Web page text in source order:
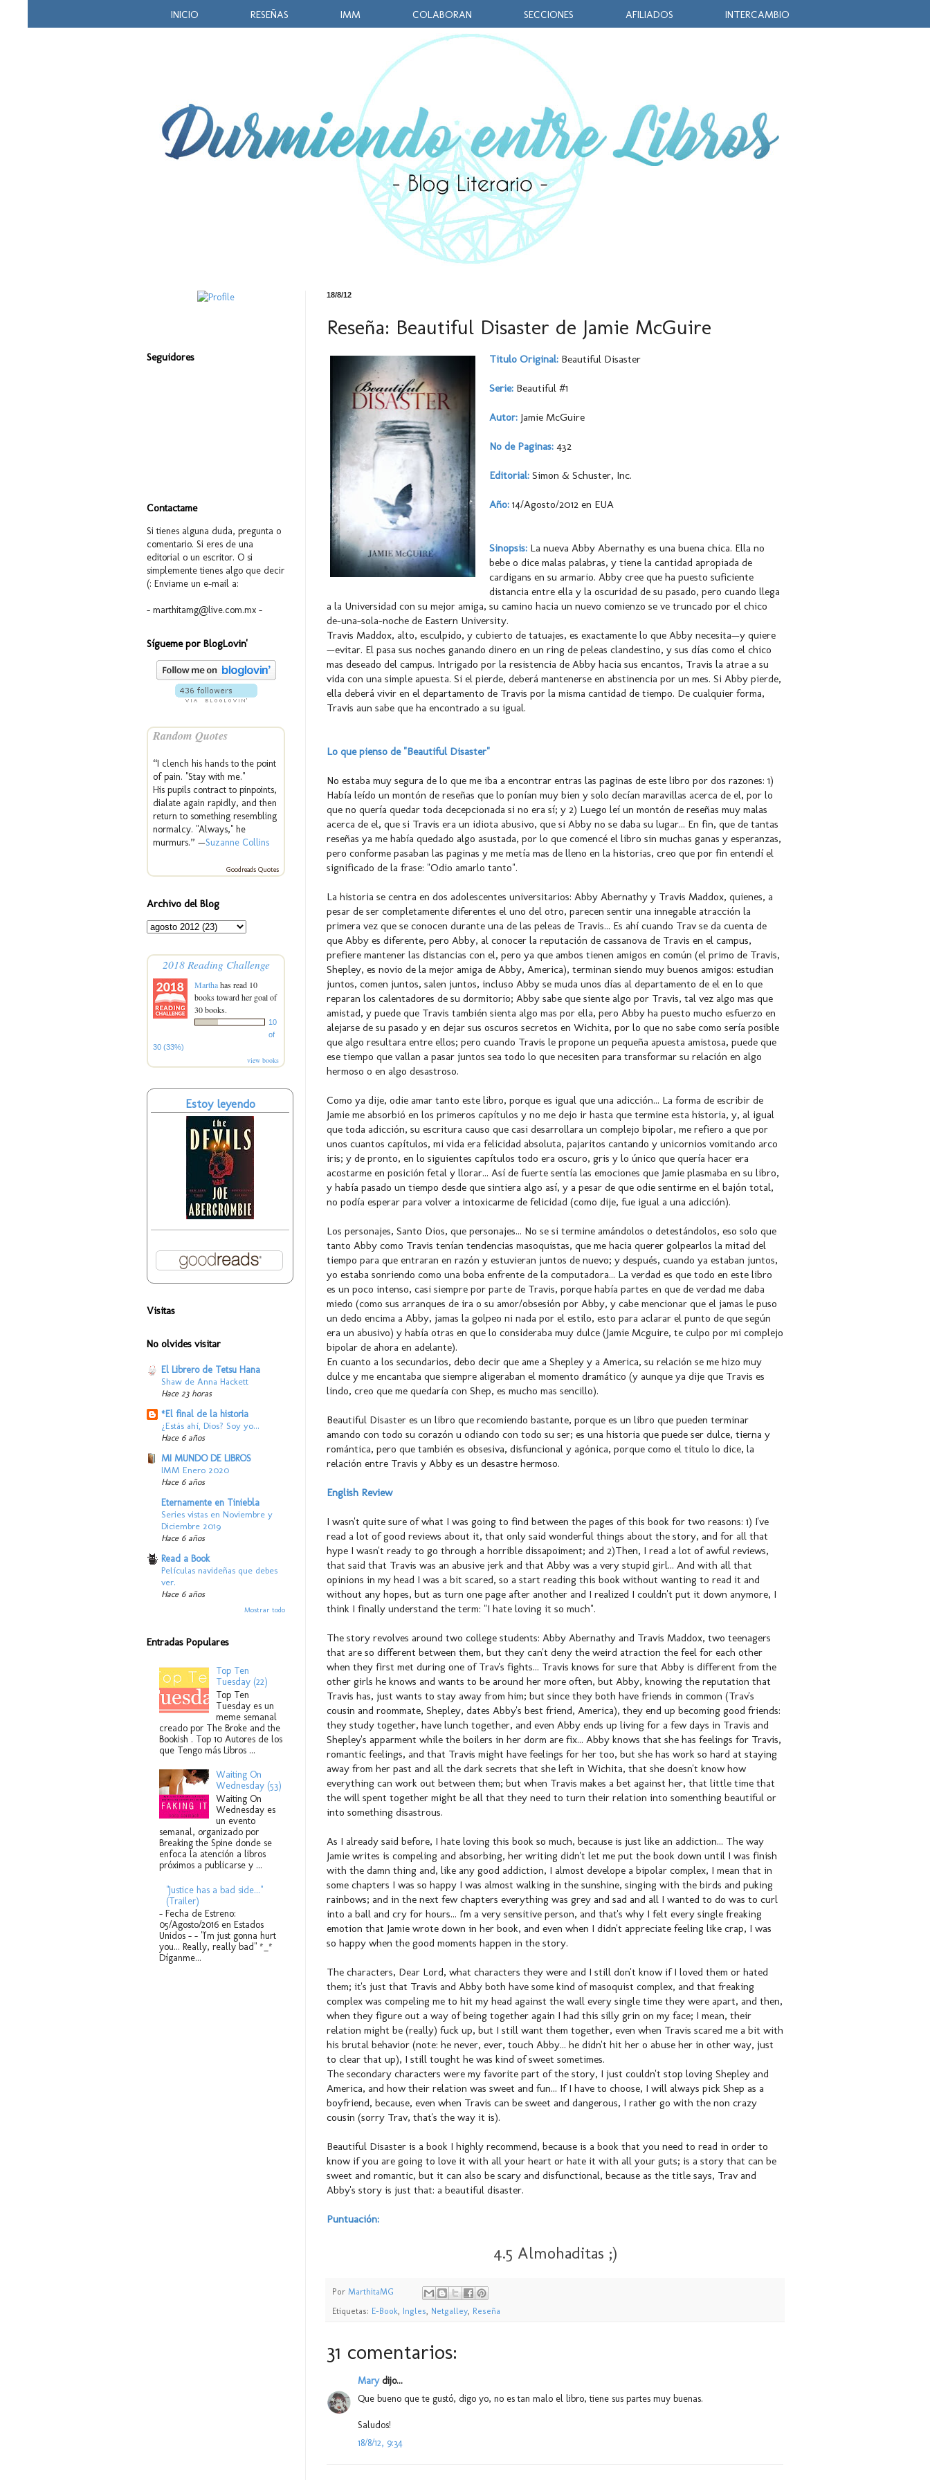
INICIO RESEÑAS IMM COLABORAN SECCIONES AFILIADOS INTERCAMBIO
18/8/12
Reseña: Beautiful Disaster de Jamie McGuire
Titulo Original: Beautiful Disaster
Serie: Beautiful #1
Autor: Jamie McGuire
No de Paginas: 432
Editorial: Simon & Schuster, Inc.
Año:14/Agosto/2012 en EUA
Sinopsis: La nueva Abby Abernathy es una buena chica. Ella no
bebe o dice malas palabras, y tiene la cantidad apropiada de
cardigans en su armario. Abby cree que ha puesto suficiente
distancia entre ella y la oscuridad de su pasado, pero cuando llega
a la Universidad con su mejor amiga, su camino hacia un nuevo comienzo se ve truncado por el chico
de-una-sola-noche de Eastern University.
Travis Maddox, alto, esculpido, y cubierto de tatuajes, es exactamente lo que Abby necesita—y quiere
—evitar. El pasa sus noches ganando dinero en un ring de peleas clandestino, y sus días como el chico
mas deseado del campus. Intrigado por la resistencia de Abby hacia sus encantos, Travis la atrae a su
vida con una simple apuesta. Si el pierde, deberá mantenerse en abstinencia por un mes. Si Abby pierde,
ella deberá vivir en el departamento de Travis por la misma cantidad de tiempo. De cualquier forma,
Travis aun sabe que ha encontrado a su igual.
Lo que pienso de "Beautiful Disaster"
No estaba muy segura de lo que me iba a encontrar entras las paginas de este libro por dos razones: 1)
Había leído un montón de reseñas que lo ponían muy bien y solo decían maravillas acerca de el, por lo
que no quería quedar toda decepcionada si no era sí; y 2) Luego leí un montón de reseñas muy malas
acerca de el, que si Travis era un idiota abusivo, que si Abby no se daba su lugar... En fin, que de tantas
reseñas ya me había quedado algo asustada, por lo que comencé el libro sin muchas ganas y esperanzas,
pero conforme pasaban las paginas y me metía mas de lleno en la historias, creo que por fin entendí el
significado de la frase: "Odio amarlo tanto".
La historia se centra en dos adolescentes universitarios: Abby Abernathy y Travis Maddox, quienes, a
pesar de ser completamente diferentes el uno del otro, parecen sentir una innegable atracción la
primera vez que se conocen durante una de las peleas de Travis... Es ahí cuando Trav se da cuenta de
que Abby es diferente, pero Abby, al conocer la reputación de cassanova de Travis en el campus,
prefiere mantener las distancias con el, pero ya que ambos tienen amigos en común (el primo de Travis,
Shepley, es novio de la mejor amiga de Abby, America), terminan siendo muy buenos amigos: estudian
juntos, comen juntos, salen juntos, incluso Abby se muda unos días al departamento de el en lo que
reparan los calentadores de su dormitorio; Abby sabe que siente algo por Travis, tal vez algo mas que
amistad, y puede que Travis también sienta algo mas por ella, pero Abby ha puesto mucho esfuerzo en
alejarse de su pasado y en dejar sus oscuros secretos en Wichita, por lo que no sabe como sería posible
que algo resultara entre ellos; pero cuando Travis le propone un pequeña apuesta amistosa, puede que
ese tiempo que vallan a pasar juntos sea todo lo que necesiten para transformar su relación en algo
hermoso o en algo desastroso.
Como ya dije, odie amar tanto este libro, porque es igual que una adicción... La forma de escribir de
Jamie me absorbió en los primeros capítulos y no me dejo ir hasta que termine esta historia, y, al igual
que toda adicción, su escritura causo que casi desarrollara un complejo bipolar, me refiero a que por
unos cuantos capítulos, mi vida era felicidad absoluta, pajaritos cantando y unicornios vomitando arco
iris; y de pronto, en lo siguientes capítulos todo era oscuro, gris y lo único que quería hacer era
acostarme en posición fetal y llorar... Así de fuerte sentía las emociones que Jamie plasmaba en su libro,
y había pasado un tiempo desde que sintiera algo así, y a pesar de que odie sentirme en el bajón total,
no podía esperar para volver a intoxicarme de felicidad (como dije, fue igual a una adicción).
Los personajes, Santo Dios, que personajes... No se si termine amándolos o detestándolos, eso solo que
tanto Abby como Travis tenían tendencias masoquistas, que me hacia querer golpearlos la mitad del
tiempo para que entraran en razón y estuvieran juntos de nuevo; y después, cuando ya estaban juntos,
yo estaba sonriendo como una boba enfrente de la computadora... La verdad es que todo en este libro
es un poco intenso, casi siempre por parte de Travis, porque había partes en que de verdad me daba
miedo (como sus arranques de ira o su amor/obsesión por Abby, y cabe mencionar que el jamas le puso
un dedo encima a Abby, jamas la golpeo ni nada por el estilo, esto para aclarar el punto de que según
era un abusivo) y había otras en que lo consideraba muy dulce (Jamie Mcguire, te culpo por mi complejo
bipolar de ahora en adelante).
En cuanto a los secundarios, debo decir que ame a Shepley y a America, su relación se me hizo muy
dulce y me encantaba que siempre aligeraban el momento dramático (y aunque ya dije que Travis es
lindo, creo que me quedaría con Shep, es mucho mas sencillo).
Beautiful Disaster es un libro que recomiendo bastante, porque es un libro que pueden terminar
amando con todo su corazón u odiando con todo su ser; es una historia que puede ser dulce, tierna y
romántica, pero que también es obsesiva, disfuncional y agónica, porque como el titulo lo dice, la
relación entre Travis y Abby es un desastre hermoso.
English Review
I wasn't quite sure of what I was going to find between the pages of this book for two reasons: 1) I've
read a lot of good reviews about it, that only said wonderful things about the story, and for all that
hype I wasn't ready to go through a horrible dissapoiment; and 2)Then, I read a lot of awful reviews,
that said that Travis was an abusive jerk and that Abby was a very stupid girl... And with all that
opinions in my head I was a bit scared, so a start reading this book without wanting to read it and
without any hopes, but as turn one page after another and I realized I couldn't put it down anymore, I
think I finally understand the term: "I hate loving it so much".
The story revolves around two college students: Abby Abernathy and Travis Maddox, two teenagers
that are so different between them, but they can't deny the weird atraction the feel for each other
when they first met during one of Trav's fights... Travis knows for sure that Abby is different from the
other girls he knows and wants to be around her more often, but Abby, knowing the reputation that
Travis has, just wants to stay away from him; but since they both have friends in common (Trav's
cousin and roommate, Shepley, dates Abby's best friend, America), they end up becoming good friends:
they study together, have lunch together, and even Abby ends up living for a few days in Travis and
Shepley's apparment while the boilers in her dorm are fix... Abby knows that she has feelings for Travis,
romantic feelings, and that Travis might have feelings for her too, but she has work so hard at staying
away from her past and all the dark secrets that she left in Wichita, that she doesn't know how
everything can work out between them; but when Travis makes a bet against her, that little time that
the will spent together might be all that they need to turn their relation into somenthing beautiful or
into something disastrous.
As I already said before, I hate loving this book so much, because is just like an addiction... The way
Jamie writes is compeling and absorbing, her writing didn't let me put the book down until I was finish
with the damn thing and, like any good addiction, I almost develope a bipolar complex, I mean that in
some chapters I was so happy I was almost walking in the sunshine, singing with the birds and puking
rainbows; and in the next few chapters everything was grey and sad and all I wanted to do was to curl
into a ball and cry for hours... I'm a very sensitive person, and that's why I felt every single freaking
emotion that Jamie wrote down in her book, and even when I didn't appreciate feeling like crap, I was
so happy when the good moments happen in the story.
The characters, Dear Lord, what characters they were and I still don't know if I loved them or hated
them; it's just that Travis and Abby both have some kind of masoquist complex, and that freaking
complex was compeling me to hit my head against the wall every single time they were apart, and then,
when they figure out a way of being together again I had this silly grin on my face; I mean, their
relation might be (really) fuck up, but I still want them together, even when Travis scared me a bit with
his brutal behavior (note: he never, ever, touch Abby... he didn't hit her o abuse her in other way, just
to clear that up), I still tought he was kind of sweet sometimes.
The secondary characters were my favorite part of the story, I just couldn't stop loving Shepley and
America, and how their relation was sweet and fun... If I have to choose, I will always pick Shep as a
boyfriend, because, even when Travis can be sweet and dangerous, I rather go with the non crazy
cousin (sorry Trav, that's the way it is).
Beautiful Disaster is a book I highly recommend, because is a book that you need to read in order to
know if you are going to love it with all your heart or hate it with all your guts; is a story that can be
sweet and romantic, but it can also be scary and disfunctional, because as the title says, Trav and
Abby's story is just that: a beautiful disaster.
Puntuación:
4.5 Almohaditas ;)
Por MarthitaMG
Etiquetas: E-Book Ingles Netgalley Reseña
31 comentarios:
Marydijo...
Que bueno que te gustó, digo yo, no es tan malo el libro, tiene sus partes muy buenas.
Saludos!
18/8/12, 9:34
Seguidores
Contactame
Si tienes alguna duda, pregunta o
comentario. Si eres de una
editorial o un escritor. O si
simplemente tienes algo que decir
(: Enviame un e-mail a:
- marthitamg@live.com.mx -
Sígueme por BlogLovin'
Random Quotes
“I clench his hands to the point
of pain. "Stay with me."
His pupils contract to pinpoints,
dialate again rapidly, and then
return to something resembling
normalcy. "Always," he
murmurs.” —Suzanne Collins
Goodreads Quotes
Archivo del Blog
2018 Reading Challenge
Marthahas read 10
books toward her goal of
30 books.
10
of
30 (33%)
view books
Estoy leyendo
Visitas
No olvides visitar
El Librero de Tetsu Hana
Shaw de Anna Hackett
Hace 23 horas
*El final de la historia
¿Estás ahí, Dios? Soy yo...
Hace 6 años
MI MUNDO DE LIBROS
IMM Enero 2020
Hace 6 años
Eternamente en Tiniebla
Series vistas en Noviembre y
Diciembre 2019
Hace 6 años
Read a Book
Películas navideñas que debes
ver.
Hace 6 años
Mostrar todo
Entradas Populares
Top Ten
Tuesday (22)
Top Ten
Tuesday es un
meme semanal
creado por The Broke and the
Bookish . Top 10 Autores de los
que Tengo más Libros ...
Waiting On
Wednesday (53)
Waiting On
Wednesday es
un evento
semanal, organizado por
Breaking the Spine donde se
enfoca la atención a libros
próximos a publicarse y ...
"Justice has a bad side..."
(Trailer)
- Fecha de Estreno:
05/Agosto/2016 en Estados
Unidos - - "I'm just gonna hurt
you... Really, really bad" *_*
Díganme...